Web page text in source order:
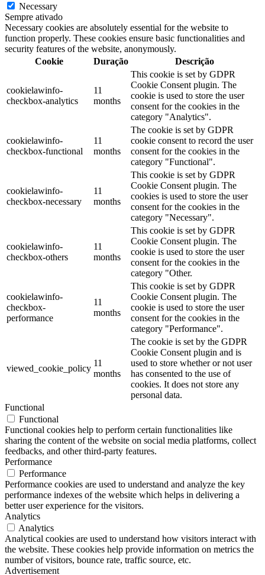
Necessary
Sempre ativado
Necessary cookies are absolutely essential for the website to
function properly. These cookies ensure basic functionalities and
security features of the website, anonymously.
Cookie
Duração Descrição
cookielawinfo-
checkbox-analytics
11
months
This cookie is set by GDPR
Cookie Consent plugin. The
cookie is used to store the user
consent for the cookies in the
category "Analytics".
cookielawinfo-
checkbox-functional
11
months
The cookie is set by GDPR
cookie consent to record the user
consent for the cookies in the
category "Functional".
cookielawinfo-
checkbox-necessary
11
months
This cookie is set by GDPR
Cookie Consent plugin. The
cookies is used to store the user
consent for the cookies in the
category "Necessary".
cookielawinfo-
checkbox-others
11
months
This cookie is set by GDPR
Cookie Consent plugin. The
cookie is used to store the user
consent for the cookies in the
category "Other.
cookielawinfo-
checkbox-
performance
11
months
This cookie is set by GDPR
Cookie Consent plugin. The
cookie is used to store the user
consent for the cookies in the
category "Performance".
viewed_cookie_policy
11
months
The cookie is set by the GDPR
Cookie Consent plugin and is
used to store whether or not user
has consented to the use of
cookies. It does not store any
personal data.
Functional
Functional
Functional cookies help to perform certain functionalities like
sharing the content of the website on social media platforms, collect
feedbacks, and other third-party features.
Performance
Performance
Performance cookies are used to understand and analyze the key
performance indexes of the website which helps in delivering a
better user experience for the visitors.
Analytics
Analytics
Analytical cookies are used to understand how visitors interact with
the website. These cookies help provide information on metrics the
number of visitors, bounce rate, traffic source, etc.
Advertisement